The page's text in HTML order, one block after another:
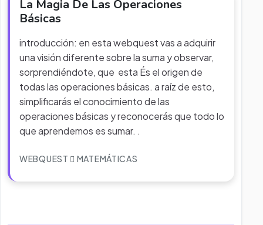
La Magia De Las Operaciones
Básicas
introducción: en esta webquest vas a adquirir
una visión diferente sobre la suma y observar,
sorprendiéndote, que esta És el origen de
todas las operaciones básicas. a raíz de esto,
simplificarás el conocimiento de las
operaciones básicas y reconocerás que todo lo
que aprendemos es sumar. .
WEBQUEST MATEMÁTICAS